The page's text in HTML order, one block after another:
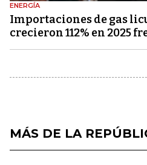
ENERGÍA
Importaciones de gas
crecieron 112% en 2025
MÁS DE LA